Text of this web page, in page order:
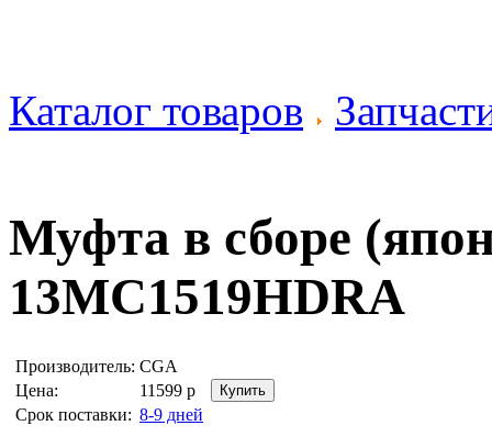
Каталог товаров
Муфта в сборе
13MC1519HDRA
Производитель: CGA
Цена:
11599 р
Срок поставки: 8-9 дней